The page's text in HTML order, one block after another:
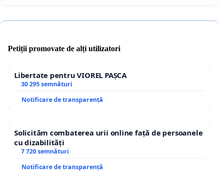
Petiții promovate de alți utilizatori
Libertate pentru VIOREL PAȘCA
30 295 semnături
Notificare de transparență
Solicităm combaterea urii online față de persoanele
cu dizabilități
7 720 semnături
Notificare de transparență